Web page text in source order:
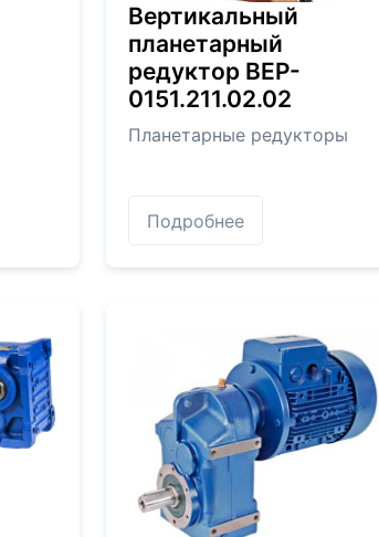
Вертикальный
планетарный
редуктор BEP-
0151.211.02.02
Планетарные редукторы
Подробнее